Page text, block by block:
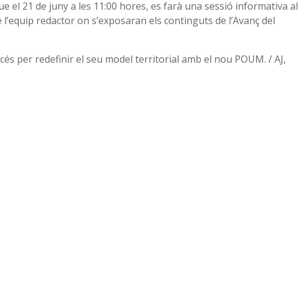
el 21 de juny a les 11:00 hores, es farà una sessió informativa al
redactor on s’exposaran els continguts de l’Avanç del
per redefinir el seu model territorial amb el nou POUM. / AJ,